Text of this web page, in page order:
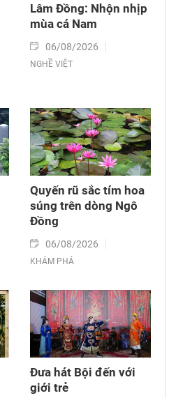
Lâm Đồng: Nhộn nhịp
mùa cá Nam
06/08/2026
NGHỀ VIỆT
Quyến rũ sắc tím hoa
súng trên dòng Ngô
Đồng
06/08/2026
KHÁM PHÁ
Đưa hát Bội đến với
giới trẻ